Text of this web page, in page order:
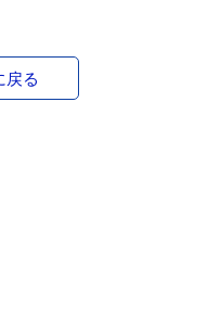
戻る